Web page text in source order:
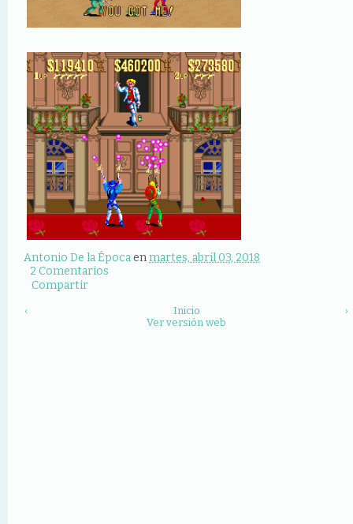
Antonio De la Épocaenmartes, abril 03, 2018
2 Comentarios
Compartir
‹ ›
Inicio
Ver versión web